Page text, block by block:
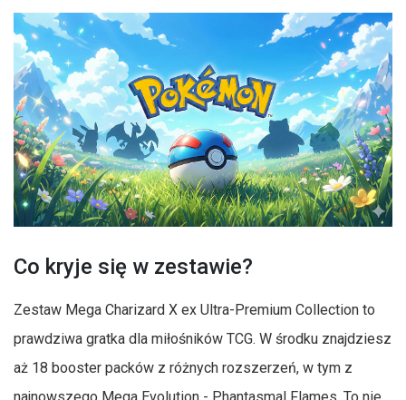
Co kryje się w zestawie?
Zestaw Mega Charizard X ex Ultra-Premium Collection to
prawdziwa gratka dla miłośników TCG. W środku znajdziesz
aż 18 booster packów z różnych rozszerzeń, w tym z
najnowszego Mega Evolution - Phantasmal Flames. To nie